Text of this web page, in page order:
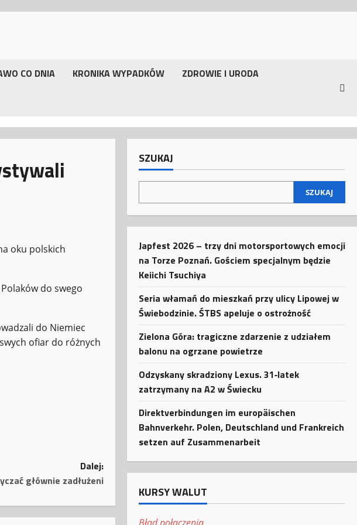
CO DNIA KRONIKA WYPADKÓW ZDROWIE I URODA
oku polskich
do swego
do Niemiec
ofiar do różnych
Dalej:
głównie zadłużeni
SZUKAJ
SZUKAJ
Japfest 2026 – trzy dni motorsportowych emocji
na Torze Poznań. Gościem specjalnym będzie
Keiichi Tsuchiya
Seria włamań do mieszkań przy ulicy Lipowej w
Świebodzinie. ŚTBS apeluje o ostrożność
Zielona Góra: tragiczne zdarzenie z udziałem
balonu na ogrzane powietrze
Odzyskany skradziony Lexus. 31‑latek
zatrzymany na A2 w Świecku
Direktverbindungen im europäischen
Bahnverkehr. Polen, Deutschland und Frankreich
setzen auf Zusammenarbeit
KURSY WALUT